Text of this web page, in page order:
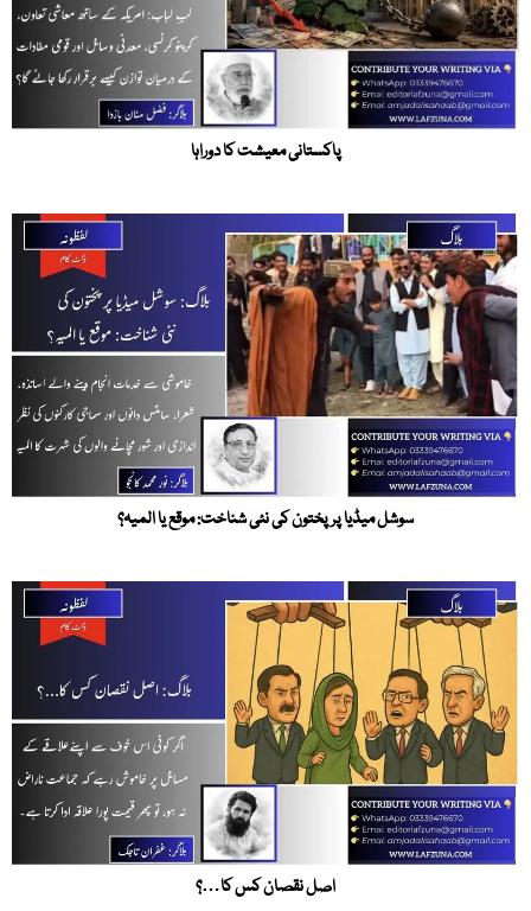
پاکستانی معیشت کا دوراہا
سوشل میڈیا پر پختون کی نئی شناخت: موقع یا المیہ؟
اصل نقصان کس کا…؟